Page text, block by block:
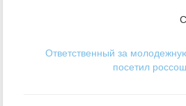
Ответственный за
посетил